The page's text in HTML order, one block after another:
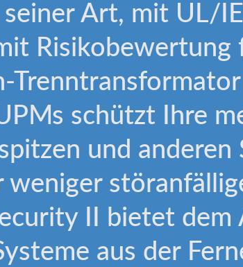
Art, mit UL/
Risikobewertung
schützt Ihre
und anderen
II bietet dem
aus der